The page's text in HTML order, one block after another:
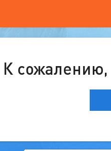
К сожалению,